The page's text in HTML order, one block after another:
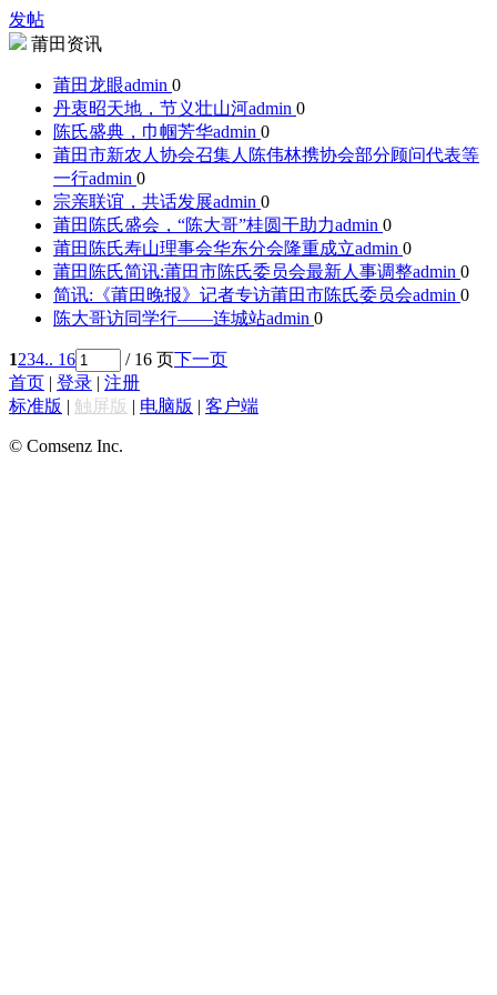
发帖
莆田资讯
莆田龙眼admin 0
丹衷昭天地，节义壮山河admin 0
陈氏盛典，巾帼芳华admin 0
莆田市新农人协会召集人陈伟林携协会部分顾问代表等
一行admin 0
宗亲联谊，共话发展admin 0
莆田陈氏盛会，“陈大哥”桂圆干助力admin 0
莆田陈氏寿山理事会华东分会隆重成立admin 0
莆田陈氏简讯:莆田市陈氏委员会最新人事调整admin 0
简讯:《莆田晚报》记者专访莆田市陈氏委员会admin 0
陈大哥访同学行——连城站admin 0
1234.. 16 / 16 页下一页
首页 | 登录 | 注册
标准版 | 触屏版 | 电脑版 | 客户端
© Comsenz Inc.